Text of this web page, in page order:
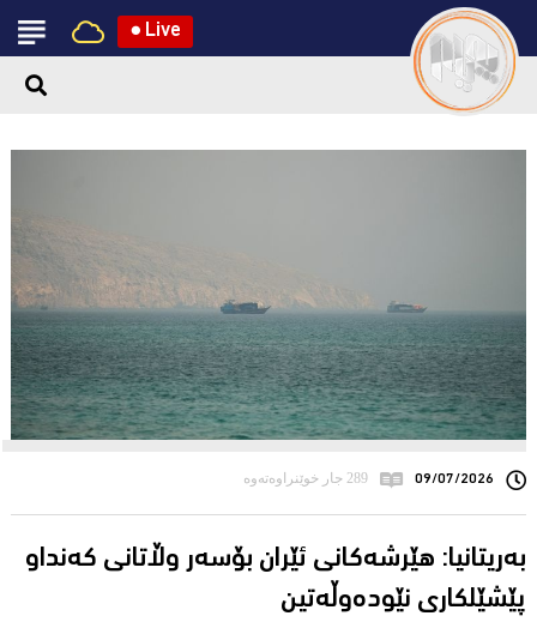
● Live
09/07/2026 289 جار خوێنراوەتەوە
به‌ریتانیا: هێرشه‌كانی ئێران بۆسه‌ر وڵاتانی كه‌نداو
پێشێلكاری نێوده‌وڵه‌تین